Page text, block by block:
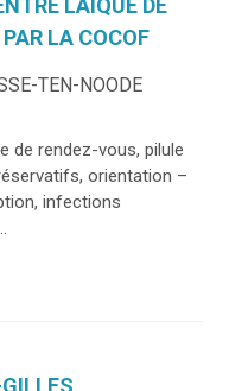
LA COCOF
TEN-NOODE
de rendez-vous, pilule
orientation –
infections